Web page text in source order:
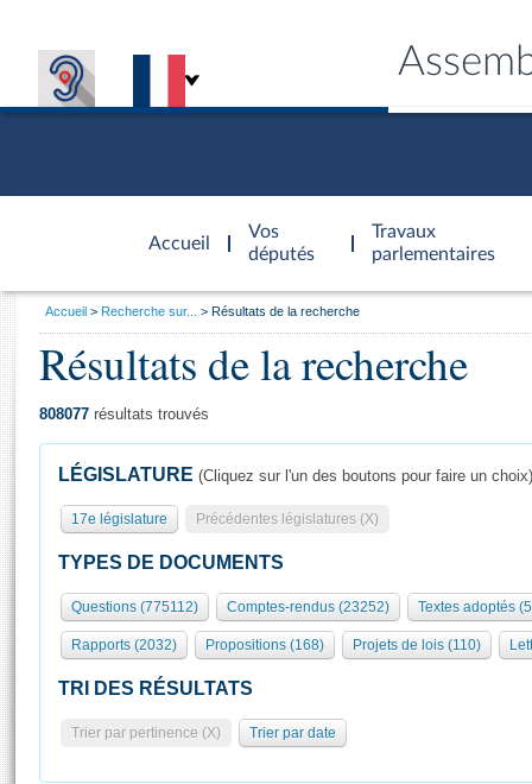
Accueil
d'accueil
Vos
députés
Travaux
parlementaires
Présidence
577 députés
Groupes politiques
Séance publique
Commissions et autres organes
Europe et International
Pétitions
Général
Rôle et pouvoirs de l'Assemblée
Organisation de l'Assemblée
Présidence Conférence des Présidents Bureau Collège des
Statistiques et chiffres clés
Visiter l'Assemblée
Visite virtuelle du palais Bourbon
Assister à une séance
Vous
Accueil Recherche sur... Résultats de la recherche
Résultats de la recherche
808077 résultats trouvés
LÉGISLATURE (Cliquez sur l'un des boutons pour faire un choix)
17e législature Précédentes législatures (X)
TYPES DE DOCUMENTS
Questions (775112) Comptes-rendus (23252) Textes adoptés
Rapports (2032) Propositions (168) Projets de lois (110)
TRI DES RÉSULTATS
Trier par pertinence (X) Trier par date